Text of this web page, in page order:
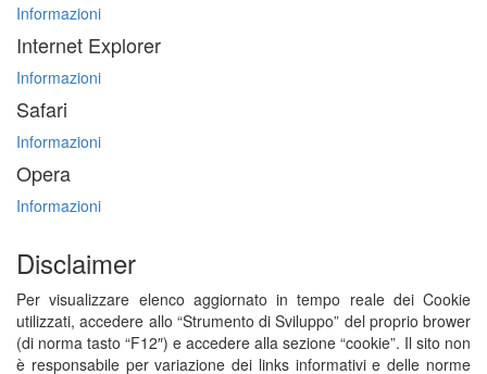
Informazioni
Internet Explorer
Informazioni
Safari
Informazioni
Opera
Informazioni
Disclaimer
Per visualizzare elenco aggiornato in tempo reale dei Cookie
utilizzati, accedere allo “Strumento di Sviluppo” del proprio brower
(di norma tasto “F12″) e accedere alla sezione “cookie”. Il sito non
è responsabile per variazione dei links informativi e delle norme